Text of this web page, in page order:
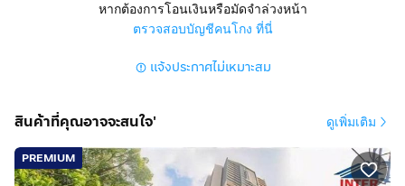
สูง 34 ชั้น 1 ห้องนอน 1 ห้องน้ำ 1 ห้องครัว 1 ห้องรับแขก อยู่
มีที่จอดรถ 1 คัน มีแอร์ 2 ตัว มุ้งลวด เหล็กดัด ม่าน
การตกแต่ง
คอนโดมิเนียม ห้องบิวท์อินเรียบร้อย ตกแต่งสวยขายพร้อมผู้
เช่า
เฟอร์นิเจอร์ครบ ตัวห้องแยกสัดส่วนอย่างลงตัว
หากต้องการโอนเงินหรือมัดจำล่วงหน้า
ตรวจสอบบัญชีคนโกง ที่นี่
แจ้งประกาศไม่เหมาะสม
สินค้าที่คุณอาจจะสนใจ' ดูเพิ่มเติม
PREMIUM